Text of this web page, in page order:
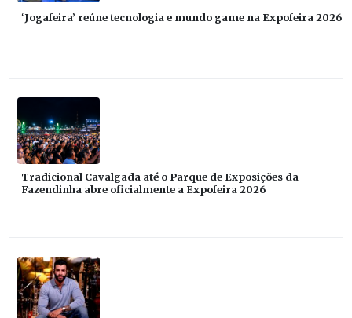
‘Jogafeira’ reúne tecnologia e mundo game na Expofeira 2026
Tradicional Cavalgada até o Parque de Exposições da
Fazendinha abre oficialmente a Expofeira 2026